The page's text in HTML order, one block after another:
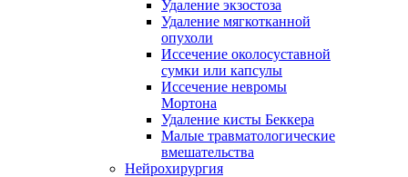
Удаление экзостоза
Удаление мягкотканной
опухоли
Иссечение околосуставной
сумки или капсулы
Иссечение невромы
Мортона
Удаление кисты Беккера
Малые травматологические
вмешательства
Нейрохирургия